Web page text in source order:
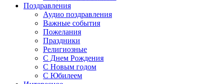
Поздравления
Аудио поздравления
Важные события
Пожелания
Праздники
Религиозные
С Днем Рождения
С Новым годом
С Юбилеем